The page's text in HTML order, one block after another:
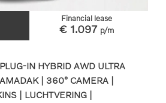
Financial lease
€ 1.097 p/m
IN HYBRID AWD ULTRA
| 360° CAMERA |
| LUCHTVERING |